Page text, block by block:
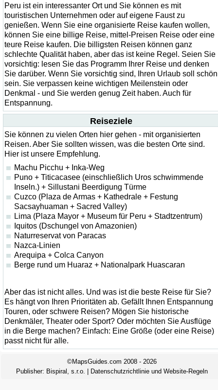
Peru ist ein interessanter Ort und Sie können es mit
touristischen Unternehmen oder auf eigene Faust zu
genießen. Wenn Sie eine organisierte Reise kaufen wollen,
können Sie eine billige Reise, mittel-Preisen Reise oder eine
teure Reise kaufen. Die billigsten Reisen können ganz
schlechte Qualität haben, aber das ist keine Regel. Seien Sie
vorsichtig: lesen Sie das Programm Ihrer Reise und denken
Sie darüber. Wenn Sie vorsichtig sind, Ihren Urlaub soll schön
sein. Sie verpassen keine wichtigen Meilenstein oder
Denkmal - und Sie werden genug Zeit haben. Auch für
Entspannung.
Reiseziele
Sie können zu vielen Orten hier gehen - mit organisierten
Reisen. Aber Sie sollten wissen, was die besten Orte sind.
Hier ist unsere Empfehlung.
Machu Picchu + Inka-Weg
Puno + Titicacasee (einschließlich Uros schwimmende
Inseln.) + Sillustani Beerdigung Türme
Cuzco (Plaza de Armas + Kathedrale + Festung
Sacsayhuaman + Sacred Valley)
Lima (Plaza Mayor + Museum für Peru + Stadtzentrum)
Iquitos (Dschungel von Amazonien)
Naturreservat von Paracas
Nazca-Linien
Arequipa + Colca Canyon
Berge rund um Huaraz + Nationalpark Huascaran
Aber das ist nicht alles. Und was ist die beste Reise für Sie?
Es hängt von Ihren Prioritäten ab. Gefällt Ihnen Entspannung
Touren, oder schwere Reisen? Mögen Sie historische
Denkmäler, Theater oder Sport? Oder möchten Sie Ausflüge
in die Berge machen? Einfach: Eine Größe (oder eine Reise)
passt nicht für alle.
©MapsGuides.com 2008 - 2026
Publisher: Bispiral, s.r.o. Datenschutzrichtlinie und Website-Regeln